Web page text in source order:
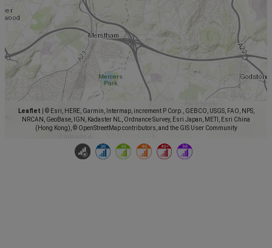
Leaflet
© Esri, HERE, Garmin, Intermap, increment P Corp., GEBCO, USGS, FAO, NPS,
NRCAN, GeoBase, IGN, Kadaster NL, Ordnance Survey, Esri Japan, METI, Esri China
(Hong Kong), © OpenStreetMap contributors, and the GIS User Community